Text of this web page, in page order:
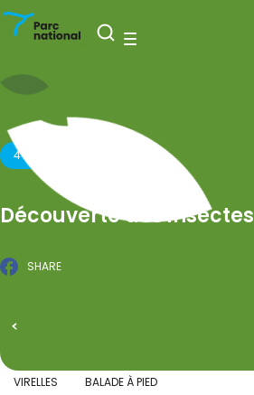
Nationaal Park Entre-Sambre-et-Meuse
Open zoeken
4 JULI 2025
Découverte des insectes
SHARE
Facebook
Alle evenementen
VIRELLES BALADE À PIED